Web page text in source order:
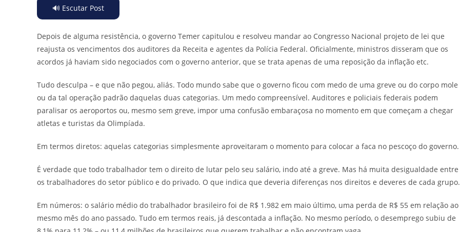
🔊 Escutar Post
Depois de alguma resistência, o governo Temer capitulou e resolveu mandar ao Congresso Nacional projeto de lei que
reajusta os vencimentos dos auditores da Receita e agentes da Polícia Federal. Oficialmente, ministros disseram que os
acordos já haviam sido negociados com o governo anterior, que se trata apenas de uma reposição da inflação etc.
Tudo desculpa – e que não pegou, aliás. Todo mundo sabe que o governo ficou com medo de uma greve ou do corpo mole
ou da tal operação padrão daquelas duas categorias. Um medo compreensível. Auditores e policiais federais podem
paralisar os aeroportos ou, mesmo sem greve, impor uma confusão embaraçosa no momento em que começam a chegar
atletas e turistas da Olimpíada.
Em termos diretos: aquelas categorias simplesmente aproveitaram o momento para colocar a faca no pescoço do governo.
É verdade que todo trabalhador tem o direito de lutar pelo seu salário, indo até a greve. Mas há muita desigualdade entre
os trabalhadores do setor público e do privado. O que indica que deveria diferenças nos direitos e deveres de cada grupo.
Em números: o salário médio do trabalhador brasileiro foi de R$ 1.982 em maio último, uma perda de R$ 55 em relação ao
mesmo mês do ano passado. Tudo em termos reais, já descontada a inflação. No mesmo período, o desemprego subiu de